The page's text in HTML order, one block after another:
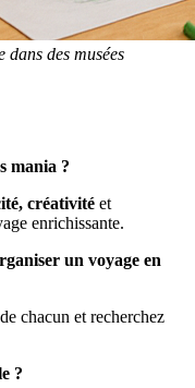
dans des musées
mania ?
créativité et
enrichissante.
un voyage en
chacun et recherchez
?